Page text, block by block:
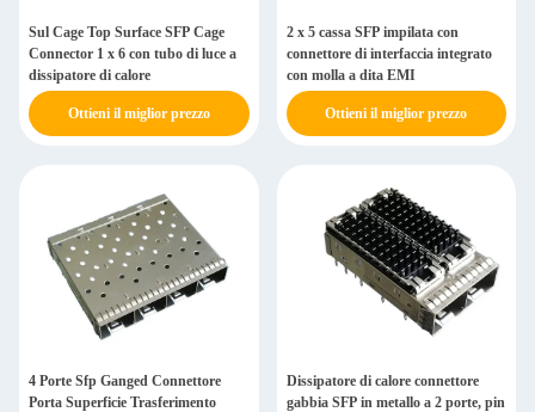
Sul Cage Top Surface SFP Cage
Connector 1 x 6 con tubo di luce a
dissipatore di calore
Ottieni il miglior prezzo
2 x 5 cassa SFP impilata con
connettore di interfaccia integrato
con molla a dita EMI
Ottieni il miglior prezzo
4 Porte Sfp Ganged Connettore
Porta Superficie Trasferimento
Dissipatore di calore connettore
gabbia SFP in metallo a 2 porte, pin